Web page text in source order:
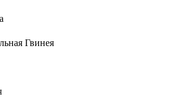
Гвинея